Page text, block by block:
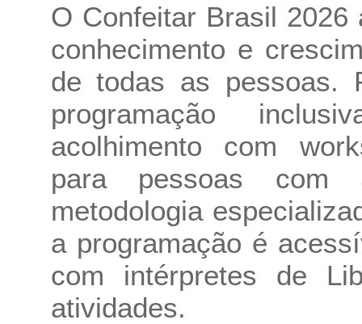
O Confeitar Brasil 2026
conhecimento e
de todas as pessoas.
programação
acolhimento com
para pessoas com
metodologia
a programação é
com intérpretes de
atividades.